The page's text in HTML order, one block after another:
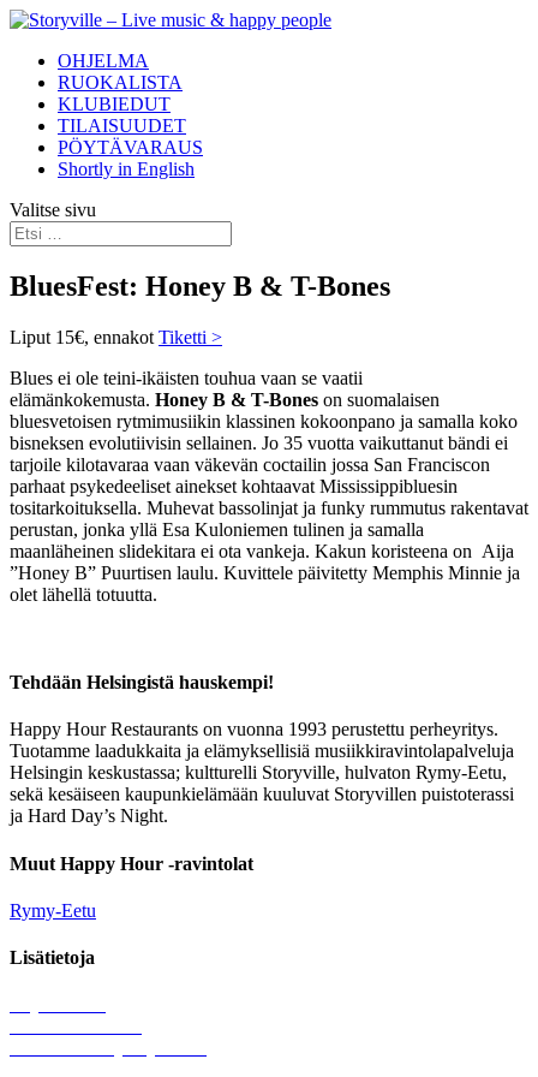
OHJELMA
RUOKALISTA
KLUBIEDUT
TILAISUUDET
PÖYTÄVARAUS
Shortly in English
Valitse sivu
BluesFest: Honey B & T-Bones
Liput 15€, ennakot Tiketti >
Blues ei ole teini-ikäisten touhua vaan se vaatii
elämänkokemusta. Honey B & T-Bones on suomalaisen
bluesvetoisen rytmimusiikin klassinen kokoonpano ja samalla koko
bisneksen evolutiivisin sellainen. Jo 35 vuotta vaikuttanut bändi ei
tarjoile kilotavaraa vaan väkevän coctailin jossa San Franciscon
parhaat psykedeeliset ainekset kohtaavat Mississippibluesin
tositarkoituksella. Muhevat bassolinjat ja funky rummutus rakentavat
perustan, jonka yllä Esa Kuloniemen tulinen ja samalla
maanläheinen slidekitara ei ota vankeja. Kakun koristeena on Aija
”Honey B” Puurtisen laulu. Kuvittele päivitetty Memphis Minnie ja
olet lähellä totuutta.
Tehdään Helsingistä hauskempi!
Happy Hour Restaurants on vuonna 1993 perustettu perheyritys.
Tuotamme laadukkaita ja elämyksellisiä musiikkiravintolapalveluja
Helsingin keskustassa; kultturelli Storyville, hulvaton Rymy-Eetu,
sekä kesäiseen kaupunkielämään kuuluvat Storyvillen puistoterassi
ja Hard Day’s Night.
Muut Happy Hour -ravintolat
Rymy-Eetu
Lisätietoja